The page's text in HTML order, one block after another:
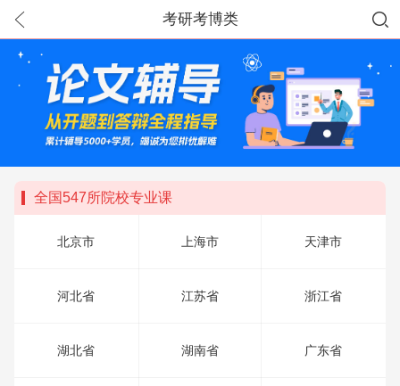
考研考博类
全国547所院校专业课
北京市 上海市 天津市
河北省 江苏省 浙江省
湖北省 湖南省 广东省